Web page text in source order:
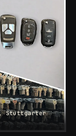
Stuttgarter